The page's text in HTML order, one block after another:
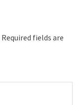
Required fields are